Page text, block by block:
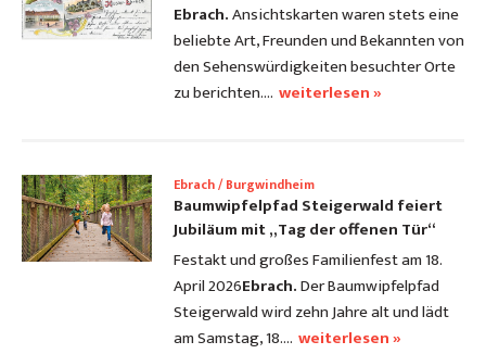
Ebrach.Ansichtskarten waren stets eine
beliebte Art, Freunden und Bekannten von
den Sehenswürdigkeiten besuchter Orte
zu berichten.… weiterlesen »
Ebrach / Burgwindheim
Baumwipfelpfad Steigerwald feiert
Jubiläum mit „Tag der offenen Tür“
Festakt und großes Familienfest am 18.
April 2026Ebrach.Der Baumwipfelpfad
Steigerwald wird zehn Jahre alt und lädt
am Samstag, 18.… weiterlesen »